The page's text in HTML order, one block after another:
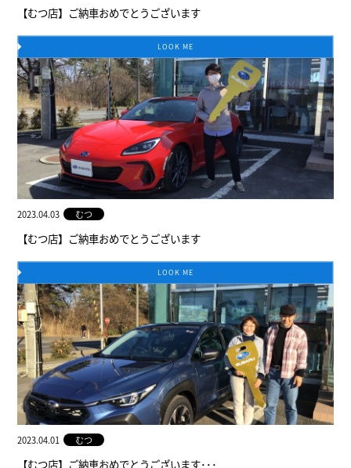
【むつ店】ご納車おめでとうございます
LOOK ME
2023.04.03 むつ
【むつ店】ご納車おめでとうございます
LOOK ME
2023.04.01 むつ
【むつ店】ご納車おめでとうございます･･･